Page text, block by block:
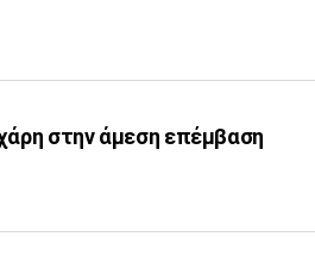
στην άμεση επέμβαση